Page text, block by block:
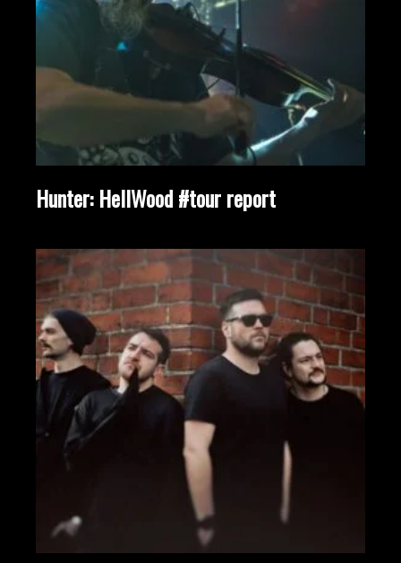
Hunter: HellWood #tour report